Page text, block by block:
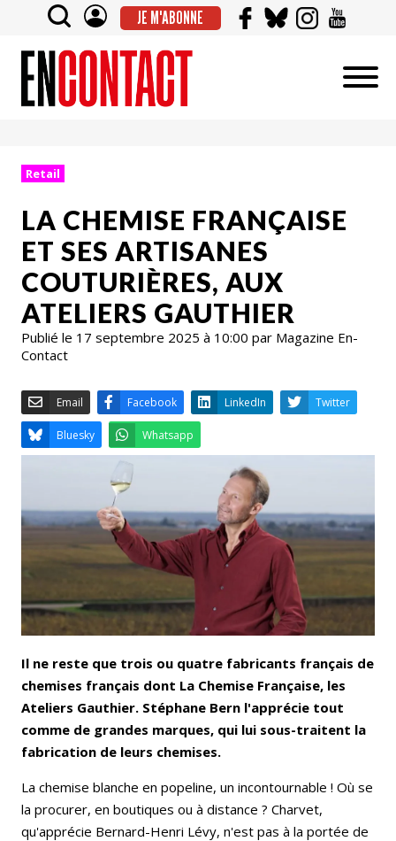
JE M'ABONNE
Retail
LA CHEMISE FRANÇAISE
ET SES ARTISANES
COUTURIÈRES, AUX
ATELIERS GAUTHIER
Publié le 17 septembre 2025 à 10:00 par Magazine En-
Contact
Facebook
Bluesky Whatsapp
Il ne reste que trois ou quatre fabricants français de
chemises français dont La Chemise Française, les
Ateliers Gauthier. Stéphane Bern l'apprécie tout
comme de grandes marques, qui lui sous-traitent la
fabrication de leurs chemises.
La chemise blanche en popeline, un incontournable ! Où se
la procurer, en boutiques ou à distance ? Charvet,
qu'apprécie Bernard-Henri Lévy, n'est pas à la portée de